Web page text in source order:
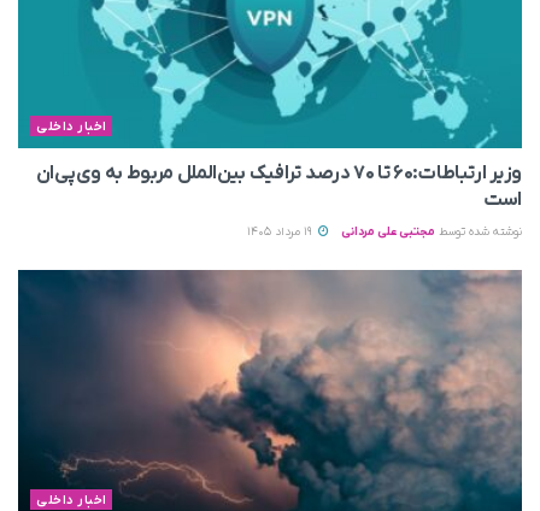
اخبار داخلی
وزیر ارتباطات:۶۰ تا ۷۰ درصد ترافیک بین‌الملل مربوط به وی‌پی‌ان
است
نوشته شده توسط مجتبی علی مردانی
اخبار داخلی